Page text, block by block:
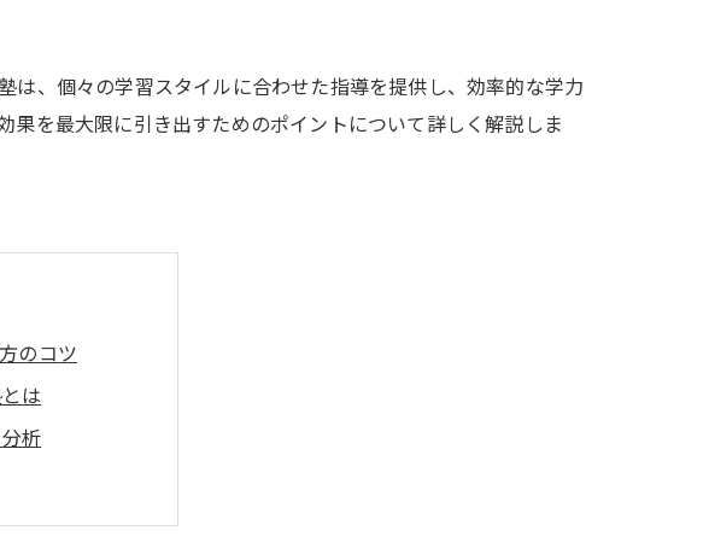
、個々の学習スタイルに合わせた指導を提供し、効率的な学力
を最大限に引き出すためのポイントについて詳しく解説しま
のコツ
は
析
方
指導方法